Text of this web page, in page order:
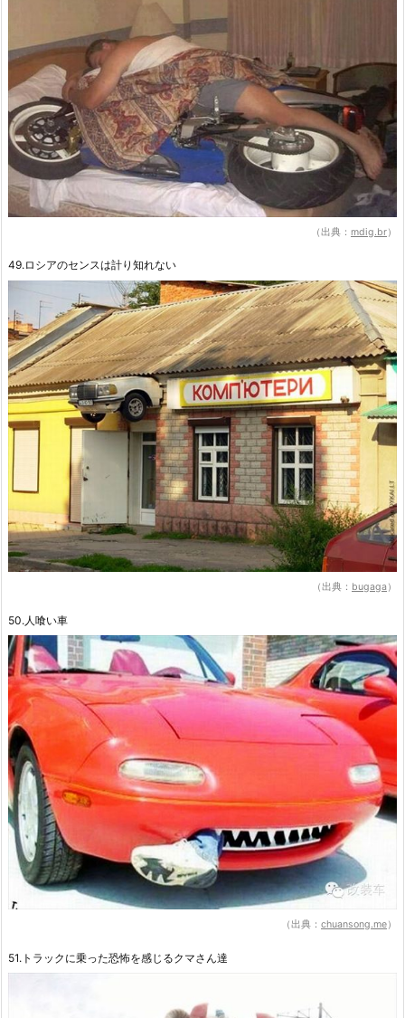
（出典： mdig.br）
49.ロシアのセンスは計り知れない
（出典： bugaga ）
50.人喰い車
（出典： chuansong.me）
51.トラックに乗った恐怖を感じるクマさん達